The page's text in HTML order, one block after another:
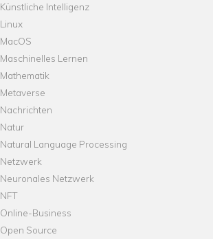
Künstliche Intelligenz
Linux
MacOS
Maschinelles Lernen
Mathematik
Metaverse
Nachrichten
Natur
Natural Language Processing
Netzwerk
Neuronales Netzwerk
NFT
Online-Business
Open Source